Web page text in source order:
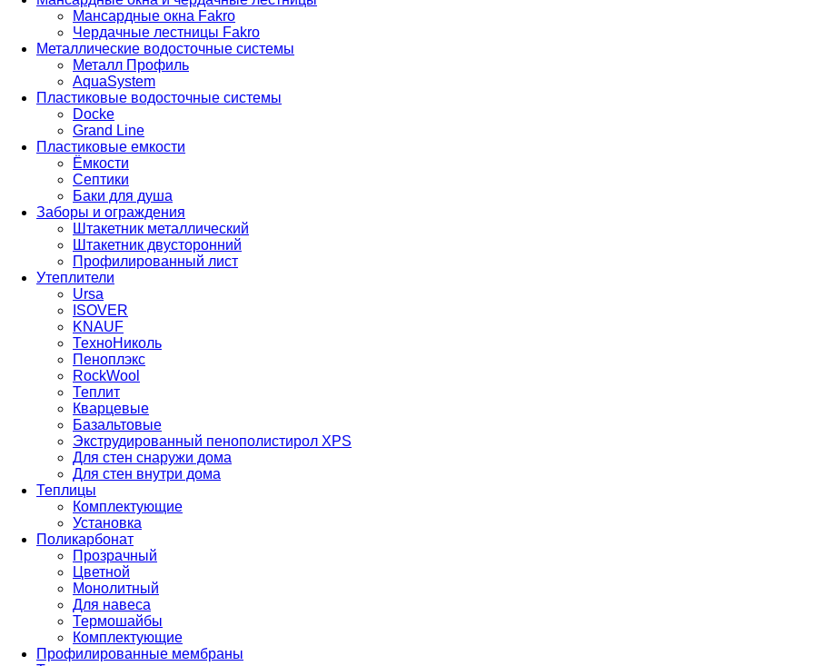
Мансардные окна Fakro
Чердачные лестницы Fakro
Металлические водосточные системы
Металл Профиль
AquaSystem
Пластиковые водосточные системы
Docke
Grand Line
Пластиковые емкости
Ёмкости
Септики
Баки для душа
Заборы и ограждения
Штакетник металлический
Штакетник двусторонний
Профилированный лист
Утеплители
Ursa
ISOVER
KNAUF
ТехноНиколь
Пеноплэкс
RockWool
Теплит
Кварцевые
Базальтовые
Экструдированный пенополистирол XPS
Для стен снаружи дома
Для стен внутри дома
Теплицы
Комплектующие
Установка
Поликарбонат
Прозрачный
Цветной
Монолитный
Для навеса
Термошайбы
Комплектующие
Профилированные мембраны